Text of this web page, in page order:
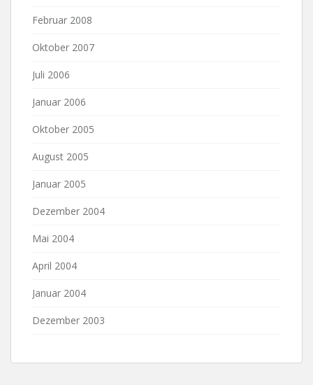
Februar 2008
Oktober 2007
Juli 2006
Januar 2006
Oktober 2005
August 2005
Januar 2005
Dezember 2004
Mai 2004
April 2004
Januar 2004
Dezember 2003